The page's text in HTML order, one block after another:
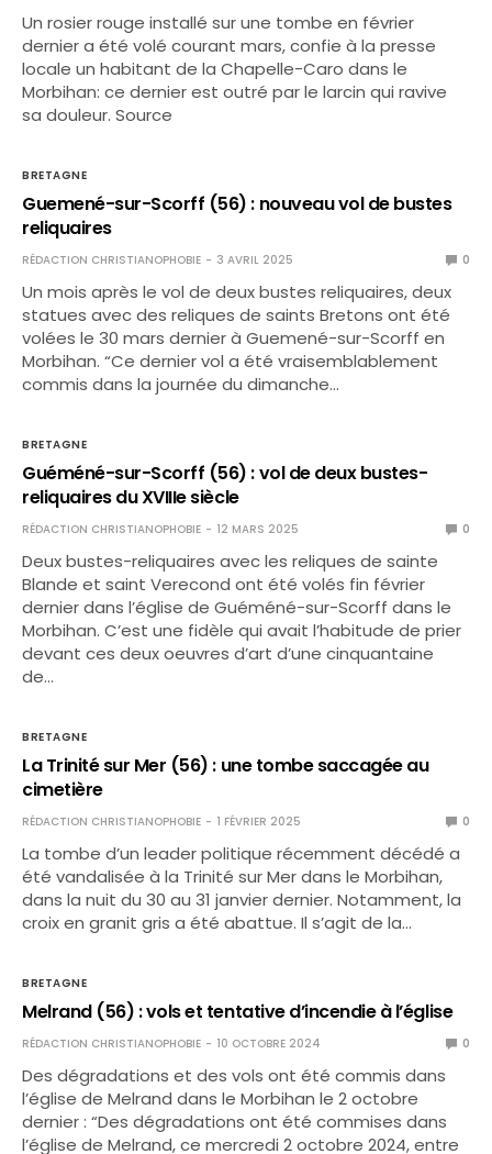
Un rosier rouge installé sur une tombe en février
dernier a été volé courant mars, confie à la presse
locale un habitant de la Chapelle-Caro dans le
Morbihan: ce dernier est outré par le larcin qui ravive
sa douleur. Source
BRETAGNE
Guemené-sur-Scorff (56) : nouveau vol de bustes
reliquaires
RÉDACTION CHRISTIANOPHOBIE 3 AVRIL 2025 0
Un mois après le vol de deux bustes reliquaires, deux
statues avec des reliques de saints Bretons ont été
volées le 30 mars dernier à Guemené-sur-Scorff en
Morbihan. “Ce dernier vol a été vraisemblablement
commis dans la journée du dimanche…
BRETAGNE
Guéméné-sur-Scorff (56) : vol de deux bustes-
reliquaires du XVIIIe siècle
RÉDACTION CHRISTIANOPHOBIE 12 MARS 2025 0
Deux bustes-reliquaires avec les reliques de sainte
Blande et saint Verecond ont été volés fin février
dernier dans l’église de Guéméné-sur-Scorff dans le
Morbihan. C’est une fidèle qui avait l’habitude de prier
devant ces deux oeuvres d’art d’une cinquantaine
de…
BRETAGNE
La Trinité sur Mer (56) : une tombe saccagée au
cimetière
RÉDACTION CHRISTIANOPHOBIE 1 FÉVRIER 2025 0
La tombe d’un leader politique récemment décédé a
été vandalisée à la Trinité sur Mer dans le Morbihan,
dans la nuit du 30 au 31 janvier dernier. Notamment, la
croix en granit gris a été abattue. Il s’agit de la…
BRETAGNE
Melrand (56) : vols et tentative d’incendie à l’église
RÉDACTION CHRISTIANOPHOBIE 10 OCTOBRE 2024 0
Des dégradations et des vols ont été commis dans
l’église de Melrand dans le Morbihan le 2 octobre
dernier : “Des dégradations ont été commises dans
l’église de Melrand, ce mercredi 2 octobre 2024, entre